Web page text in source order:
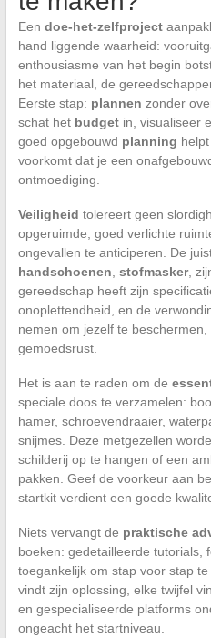
Een doe-het-zelfproject
hand liggende waarheid:
enthousiasme van het begin
het materiaal, de
Eerste stap: plannen zonder
schat het budgetin, visualiseer
goed opgebouwd planning
voorkomt dat je een
ontmoediging.
Veiligheid tolereert geen
opgeruimde, goed verlichte
ongevallen te anticiperen. De
handschoenen stofmasker,
gereedschap heeft zijn
onoplettendheid, en de
nemen om jezelf te
gemoedsrust.
Het is aan te raden om de
speciale doos te verzamelen:
hamer, schroevendraaier,
snijmes. Deze metgezellen
schilderij op te hangen of een
pakken. Geef de voorkeur aan
startkit verdient een goede
Niets vervangt de praktische
boeken: gedetailleerde tutorials,
toegankelijk om stap voor stap
vindt zijn oplossing, elke twijfel
en gespecialiseerde platforms
ongeacht het startniveau.